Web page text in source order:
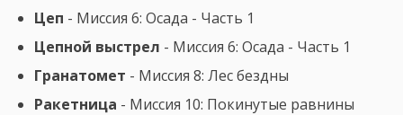
Цеп - Миссия 6: Осада - Часть 1
Цепной выстрел - Миссия 6: Осада - Часть 1
Гранатомет - Миссия 8: Лес бездны
Ракетница - Миссия 10: Покинутые равнины